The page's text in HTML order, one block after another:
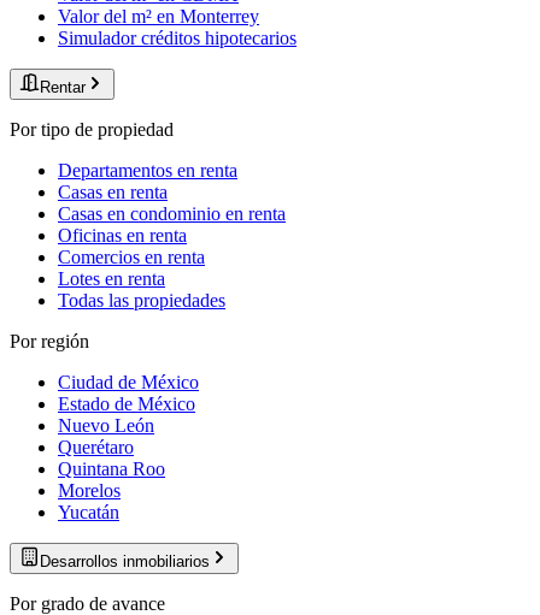
Valor del m² en Monterrey
Simulador créditos hipotecarios
Rentar
Por tipo de propiedad
Departamentos en renta
Casas en renta
Casas en condominio en renta
Oficinas en renta
Comercios en renta
Lotes en renta
Todas las propiedades
Por región
Ciudad de México
Estado de México
Nuevo León
Querétaro
Quintana Roo
Morelos
Yucatán
Desarrollos inmobiliarios
Por grado de avance